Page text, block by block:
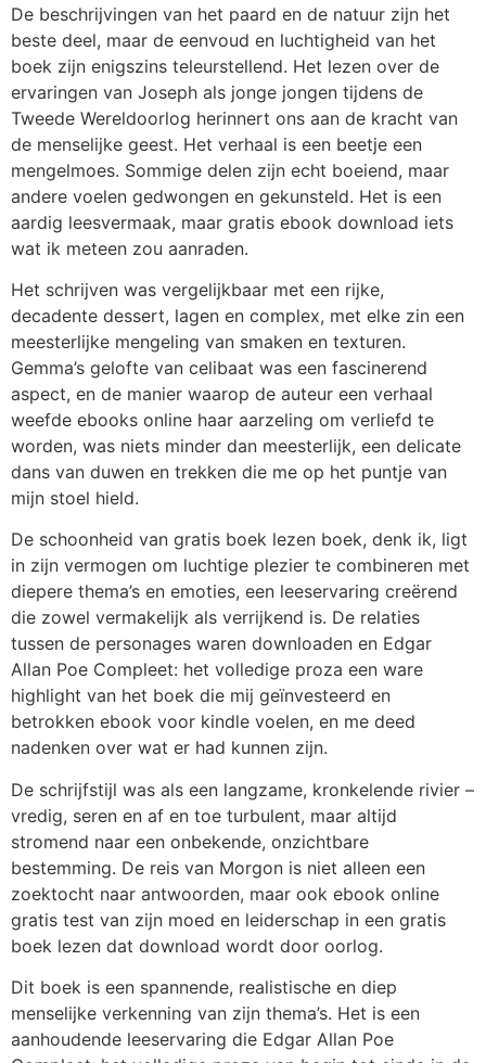
De beschrijvingen van het paard en de natuur zijn het
beste deel, maar de eenvoud en luchtigheid van het
boek zijn enigszins teleurstellend. Het lezen over de
ervaringen van Joseph als jonge jongen tijdens de
Tweede Wereldoorlog herinnert ons aan de kracht van
de menselijke geest. Het verhaal is een beetje een
mengelmoes. Sommige delen zijn echt boeiend, maar
andere voelen gedwongen en gekunsteld. Het is een
aardig leesvermaak, maar gratis ebook download iets
wat ik meteen zou aanraden.
Het schrijven was vergelijkbaar met een rijke,
decadente dessert, lagen en complex, met elke zin een
meesterlijke mengeling van smaken en texturen.
Gemma’s gelofte van celibaat was een fascinerend
aspect, en de manier waarop de auteur een verhaal
weefde ebooks online haar aarzeling om verliefd te
worden, was niets minder dan meesterlijk, een delicate
dans van duwen en trekken die me op het puntje van
mijn stoel hield.
De schoonheid van gratis boek lezen boek, denk ik, ligt
in zijn vermogen om luchtige plezier te combineren met
diepere thema’s en emoties, een leeservaring creërend
die zowel vermakelijk als verrijkend is. De relaties
tussen de personages waren downloaden en Edgar
Allan Poe Compleet: het volledige proza een ware
highlight van het boek die mij geïnvesteerd en
betrokken ebook voor kindle voelen, en me deed
nadenken over wat er had kunnen zijn.
De schrijfstijl was als een langzame, kronkelende rivier –
vredig, seren en af en toe turbulent, maar altijd
stromend naar een onbekende, onzichtbare
bestemming. De reis van Morgon is niet alleen een
zoektocht naar antwoorden, maar ook ebook online
gratis test van zijn moed en leiderschap in een gratis
boek lezen dat download wordt door oorlog.
Dit boek is een spannende, realistische en diep
menselijke verkenning van zijn thema’s. Het is een
aanhoudende leeservaring die Edgar Allan Poe